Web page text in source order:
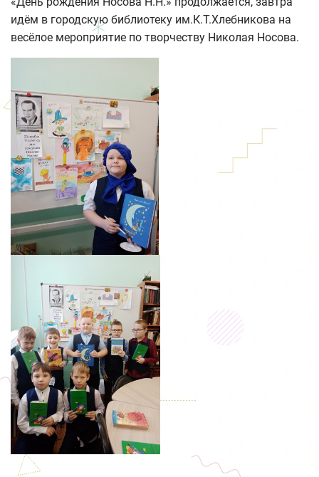
идём в городскую библиотеку им.К.Т.Хлебникова на
весёлое мероприятие по творчеству Николая Носова.